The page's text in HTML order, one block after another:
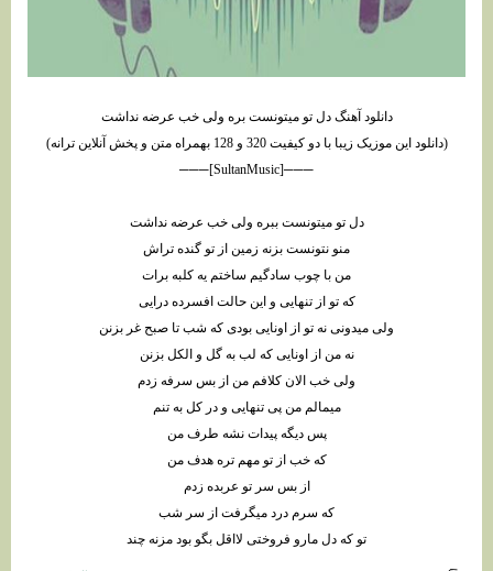
دانلود آهنگ دل تو میتونست بره ولی خب عرضه نداشت
(دانلود این موزیک زیبا با دو کیفیت 320 و 128 بهمراه متن و پخش آنلاین ترانه)
───[SultanMusic]───
دل ﺗﻮ ﻣﻴﺘﻮﻧﺴﺖ ﺑﺒﺮه وﻟﻰ ﺧﺐ ﻋﺮﺿﻪ ﻧﺪاﺷﺖ
ﻣﻨﻮ ﻧﺘﻮﻧﺴﺖ ﺑﺰﻧﻪ زﻣﻴﻦ از ﺗﻮ ﮔﻨﺪه ﺗﺮاش
ﻣﻦ ﺑﺎ ﭼﻮب ﺳﺎدﮔﻴﻢ ﺳﺎﺧﺘﻢ ﻳﻪ ﻛﻠﺒﻪ ﺑﺮات
ﻛﻪ ﺗﻮ از ﺗﻨﻬﺎﻳﻰ و اﻳﻦ ﺣﺎﻟﺖ اﻓﺴﺮده دراﻳﻰ
وﻟﻰ ﻣﻴﺪوﻧﻰ ﻧﻪ ﺗﻮ از اوﻧﺎﻳﻰ ﺑﻮدی ﻛﻪ ﺷﺐ ﺗﺎ ﺻﺒﺢ ﻏﺮ ﺑﺰﻧﻦ
ﻧﻪ ﻣﻦ از اوﻧﺎﻳﻰ ﻛﻪ ﻟﺐ ﺑﻪ ﮔﻞ و اﻟﻜﻞ ﺑﺰﻧﻦ
وﻟﻰ ﺧﺐ اﻟﺎن ﻛﻠﺎﻓﻢ ﻣﻦ از ﺑﺲ ﺳﺮﻓﻪ زدم
ﻣﻴﻤﺎﻟﻢ ﻣﻦ ﭘﻰ ﺗﻨﻬﺎﻳﻰ و در ﻛﻞ ﺑﻪ ﺗﻨﻢ
ﭘﺲ دﻳﮕﻪ ﭘﻴﺪات ﻧﺸﻪ ﻃﺮف ﻣﻦ
ﻛﻪ ﺧﺐ از ﺗﻮ ﻣﻬﻢ ﺗﺮه ﻫﺪف ﻣﻦ
از ﺑﺲ ﺳﺮ ﺗﻮ ﻋﺮﺑﺪه زدم
ﻛﻪ ﺳﺮم درد ﻣﻴﮕﺮﻓﺖ از ﺳﺮ ﺷﺐ
ﺗﻮ ﻛﻪ دل ﻣﺎرو ﻓﺮوﺧﺘﻰ ﻟﺎاﻗﻞ ﺑﮕﻮ ﺑﻮد ﻣﺰﻧﻪ ﭼﻨﺪ